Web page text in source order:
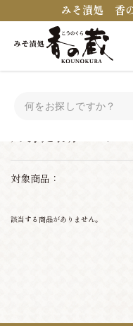
みそ漬処 香
対象商品：
該当する商品がありません。